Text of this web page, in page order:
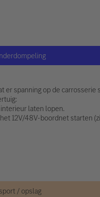
er spanning op de carrosserie
laten lopen.
12V/48V-boordnet starten
/ opslag